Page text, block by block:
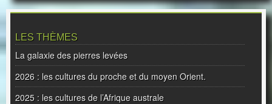
LES THÈMES
La galaxie des pierres levées
2026 : les cultures du proche et du moyen Orient.
2025 : les cultures de l’Afrique australe